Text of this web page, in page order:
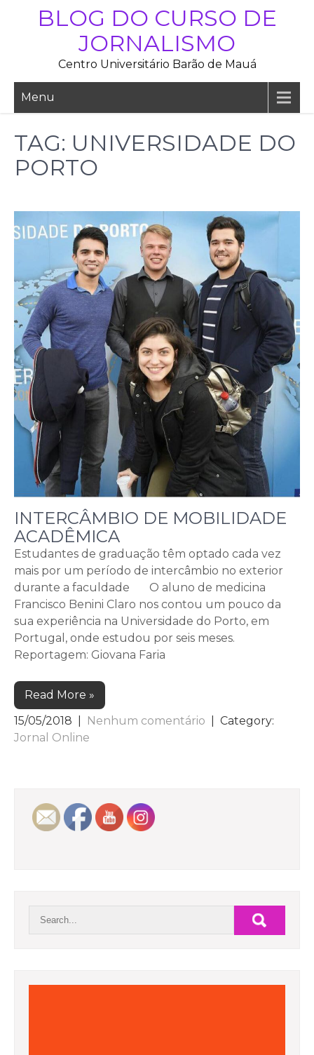
BLOG DO CURSO DE
JORNALISMO
Centro Universitário Barão de Mauá
Menu
TAG: UNIVERSIDADE DO
PORTO
INTERCÂMBIO DE MOBILIDADE
ACADÊMICA
Estudantes de graduação têm optado cada vez
mais por um período de intercâmbio no exterior
durante a faculdade O aluno de medicina
Francisco Benini Claro nos contou um pouco da
sua experiência na Universidade do Porto, em
Portugal, onde estudou por seis meses.
Reportagem: Giovana Faria
Read More »
15/05/2018
Nenhum comentário
| Category:
Jornal Online